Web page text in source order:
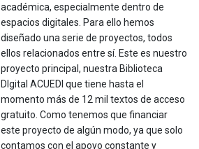
académica, especialmente dentro de
espacios digitales. Para ello hemos
diseñado una serie de proyectos, todos
ellos relacionados entre sí. Este es nuestro
proyecto principal, nuestra Biblioteca
DIgital ACUEDI que tiene hasta el
momento más de 12 mil textos de acceso
gratuito. Como tenemos que financiar
este proyecto de algún modo, ya que solo
contamos con el apoyo constante y